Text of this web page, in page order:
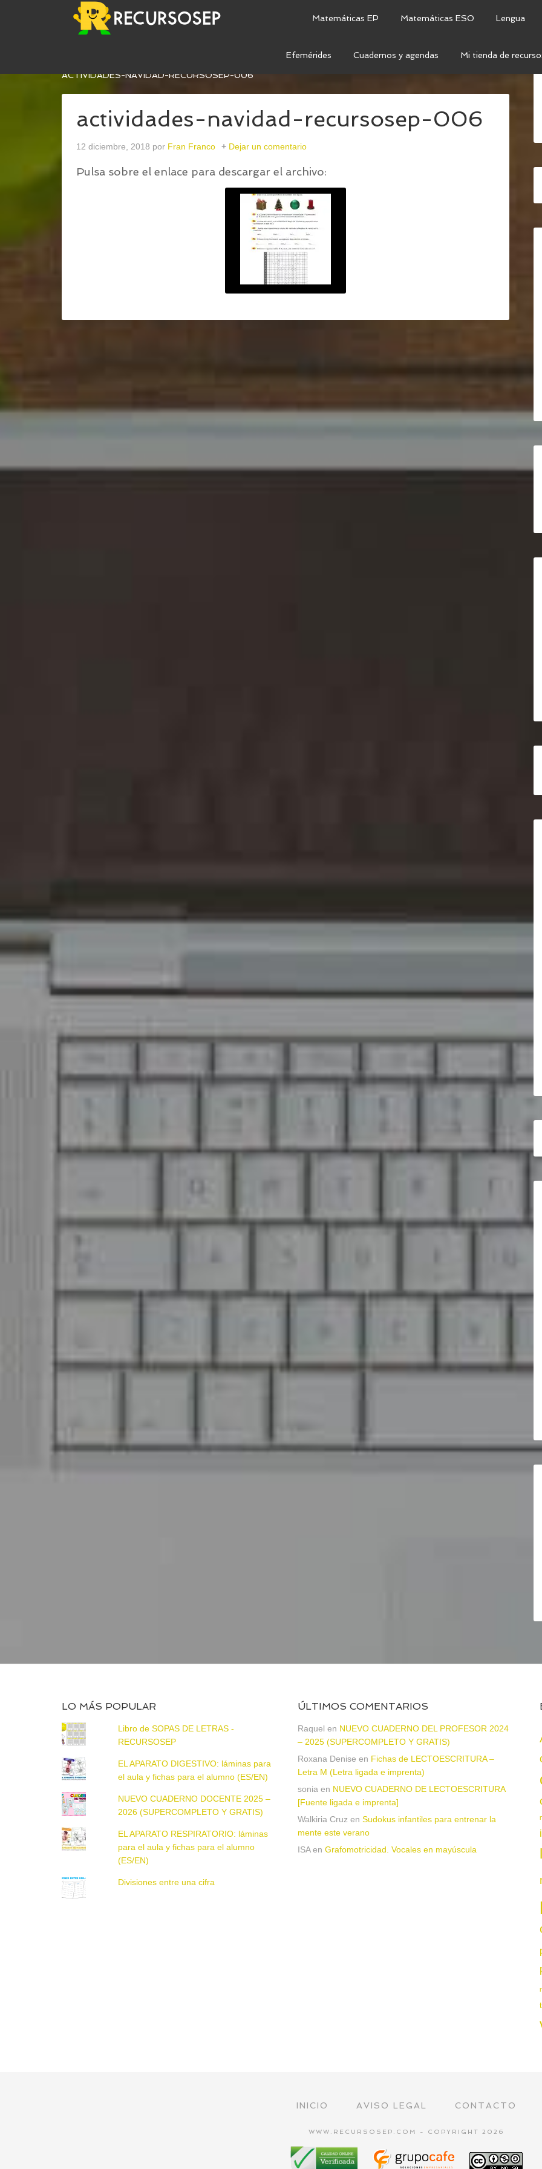
Matemáticas EP Matemáticas ESO Lengua
Efemérides Cuadernos y agendas Mi tienda de
RECOPILACIÓN DE PROPUESTAS PARA NAVIDAD EN PRIMARIA
ACTIVIDADES-NAVIDAD-RECURSOSEP-006
actividades-navidad-recursosep-006
12 diciembre, 2018 por Fran Franco Dejar un comentario
Pulsa sobre el enlace para descargar el archivo:
LO MÁS POPULAR
Libro de SOPAS DE LETRAS -
RECURSOSEP
EL APARATO DIGESTIVO: láminas para
el aula y fichas para el alumno (ES/EN)
NUEVO CUADERNO DOCENTE 2025 –
2026 (SUPERCOMPLETO Y GRATIS)
EL APARATO RESPIRATORIO: láminas
para el aula y fichas para el alumno
(ES/EN)
Divisiones entre una cifra
ÚLTIMOS COMENTARIOS
Raquel en NUEVO CUADERNO DEL PROFESOR 2024
– 2025 (SUPERCOMPLETO Y GRATIS)
Roxana Denise en Fichas de LECTOESCRITURA –
Letra M (Letra ligada e imprenta)
sonia en NUEVO CUADERNO DE LECTOESCRITURA
[Fuente ligada e imprenta]
Walkiria Cruz en Sudokus infantiles para entrenar la
mente este verano
ISAen Grafomotricidad. Vocales en mayúscula
INICIO AVISO LEGAL CONTACTO
WWW.RECURSOSEP.COM - COPYRIGHT 2026